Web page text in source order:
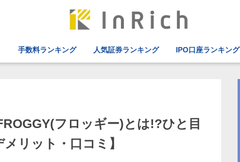
手数料ランキング 人気証券ランキング IPO口座ランキング
フロッギー)とは!?ひと目
リット・口コミ】